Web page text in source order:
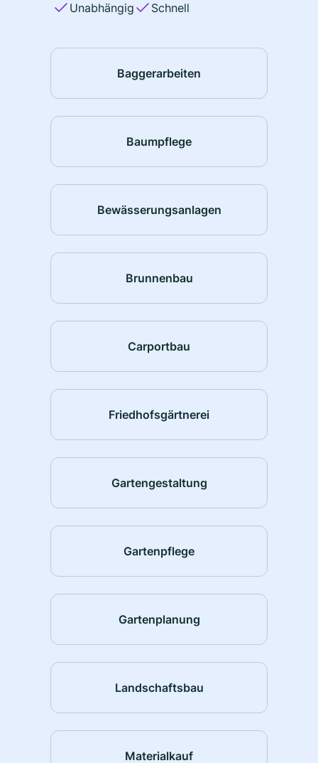
Unabhängig
Schnell
Baggerarbeiten
Baumpflege
Bewässerungsanlagen
Brunnenbau
Carportbau
Friedhofsgärtnerei
Gartengestaltung
Gartenpflege
Gartenplanung
Landschaftsbau
Materialkauf